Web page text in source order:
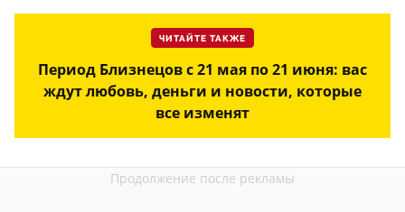
ЧИТАЙТЕ ТАКЖЕ
Период Близнецов с 21 мая по 21 июня: вас
ждут любовь, деньги и новости, которые
все изменят